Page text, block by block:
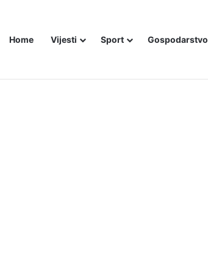
Home Vijesti Sport Gospodarstvo